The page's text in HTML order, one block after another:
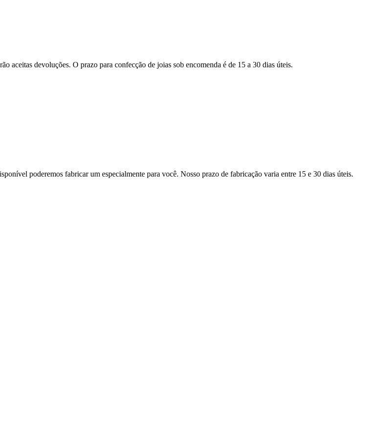
aceitas devoluções. O prazo para confecção de joias sob encomenda é de 15 a 30 dias úteis.
poderemos fabricar um especialmente para você. Nosso prazo de fabricação varia entre 15 e 30 dias úteis.